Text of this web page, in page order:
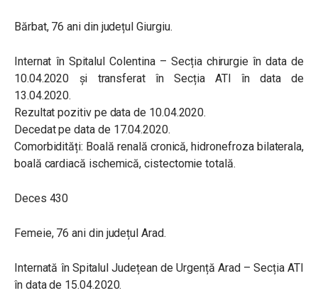
Bărbat, 76 ani din județul Giurgiu.
Internat în Spitalul Colentina – Secția chirurgie în data de
10.04.2020 și transferat în Secția ATI în data de
13.04.2020.
Rezultat pozitiv pe data de 10.04.2020.
Decedat pe data de 17.04.2020.
Comorbidități: Boală renală cronică, hidronefroza bilaterala,
boală cardiacă ischemică, cistectomie totală.
Deces 430
Femeie, 76 ani din județul Arad.
Internată în Spitalul Județean de Urgență Arad – Secția ATI
în data de 15.04.2020.